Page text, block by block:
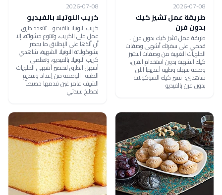
2026-07-08
طريقة عمل تشيز كيك
بدون فرن
طريقة عمل تشيز كيك بدون فرن ..
قدمي على سفرتك أشهى وصفات
الحلويات الغربية من وصفات التشيز
كيك الشهية بدون استخدام الفرن،
وصفة سهلة وطيبة أعديها الآن
شاهدي: تشيز كيك الشوكولاتة
بدون فرن بالفيديو
2026-07-08
كريب النوتيلا بالفيديو
كريب النوتيلا بالفيديو .. تتعدد طرق
عمل حلى الكريب، وتتنوع حشواته، إلا
أن ألذها على الإطلاق ما يحضر
بشوكولاتة النوتيلا الشهية، شاهدي
كريب النوتيلا بالفيديو، وتعلمي
أسهل الطرق لتحضير أشهى الحلويات
الطيبة الوصفة من إعداد وتقديم
الشيف عامر غبن قدمها خصيصاً
لمطبخ سيدتي